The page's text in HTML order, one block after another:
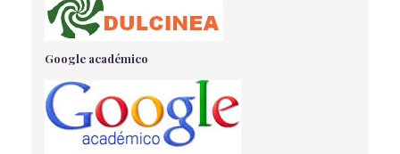
TRAUMATISMO CARDÍACO
REVISIÓN SOBRE METABOLISMO MINERAL-ÓSEO EN
ENFERMEDAD RENAL CRÓNICA
Hernández García, E
- 30/11/2023
MAYORES ACTIVOS Y SALUDABLES EN TIEMPOS DE
Google académico